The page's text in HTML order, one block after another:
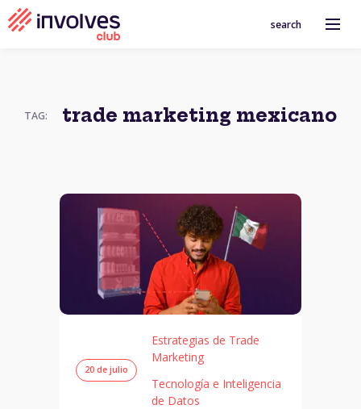
search
TAG: trade marketing mexicano
20 de julio
Estrategias de Trade
Marketing
Tecnología e Inteligencia
de Datos